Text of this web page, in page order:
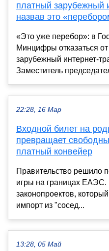
платный зарубежный
назвав это
«Это уже перебор»: в
Минцифры отказаться
зарубежный интернет-
Заместитель
22:28, 16 Мар
Входной билет на
превращает
платный конвейер
Правительство решило
игры на границах ЕАЭС.
законопроектов,
импорт из "сосед...
13:28, 05 Май